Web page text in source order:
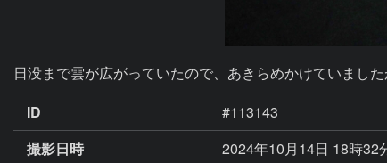
日没まで雲が広がっていたので、あきらめかけていまし
ID
#113143
撮影日時
2024年10月14日 18時32